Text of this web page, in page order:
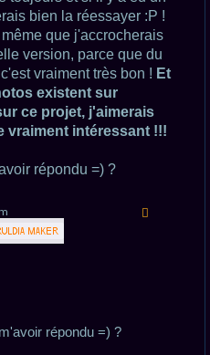
bien la réessayer :P !
que j'accrocherais
version, parce que du
vraiment très bon ! Et
existent sur
ce projet, j'aimerais
vraiment intéressant !!!
répondu =) ?
répondu =) ?